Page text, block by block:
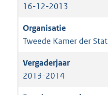
16-12-2013
Tweede Kamer der
2013-2014